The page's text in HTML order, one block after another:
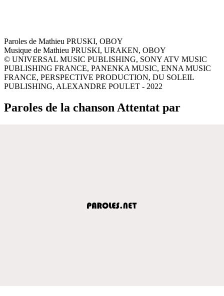
Paroles de Mathieu PRUSKI, OBOY
Musique de Mathieu PRUSKI, URAKEN, OBOY
© UNIVERSAL MUSIC PUBLISHING, SONY ATV MUSIC
PUBLISHING FRANCE, PANENKA MUSIC, ENNA MUSIC
FRANCE, PERSPECTIVE PRODUCTION, DU SOLEIL
PUBLISHING, ALEXANDRE POULET - 2022
Paroles de la chanson Attentat par